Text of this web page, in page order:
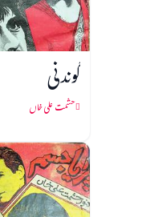
گوندنی
حشمت علی خاں